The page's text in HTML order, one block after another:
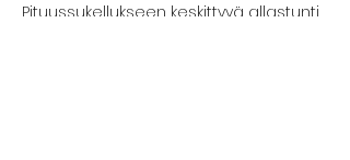
Pituussukellukseen keskittyvä allastunti